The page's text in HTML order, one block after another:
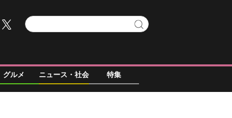
グルメ ニュース・社会 特集